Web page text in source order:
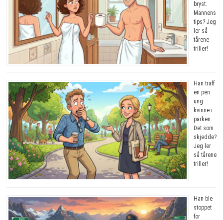
bryst.
Mannens
tips? Jeg
ler så
tårene
triller!
Han traff
en pen
ung
kvinne i
parken.
Det som
skjedde?
Jeg ler
så tårene
triller!
Han ble
stoppet
for